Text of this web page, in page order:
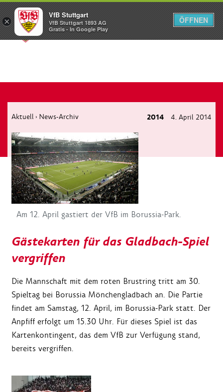
Menü
Aktuell › News-Archiv 2014 4. April 2014
Am 12. April gastiert der VfB im Borussia-Park.
Gästekarten für das Gladbach-Spiel
vergriffen
Die Mannschaft mit dem roten Brustring tritt am 30.
Spieltag bei Borussia Mönchengladbach an. Die Partie
findet am Samstag, 12. April, im Borussia-Park statt. Der
Anpfiff erfolgt um 15.30 Uhr. Für dieses Spiel ist das
Kartenkontingent, das dem VfB zur Verfügung stand,
bereits vergriffen.
×
VfB Stuttgart
VfB Stuttgart 1893 AG
Gratis - In Google Play
ÖFFNEN